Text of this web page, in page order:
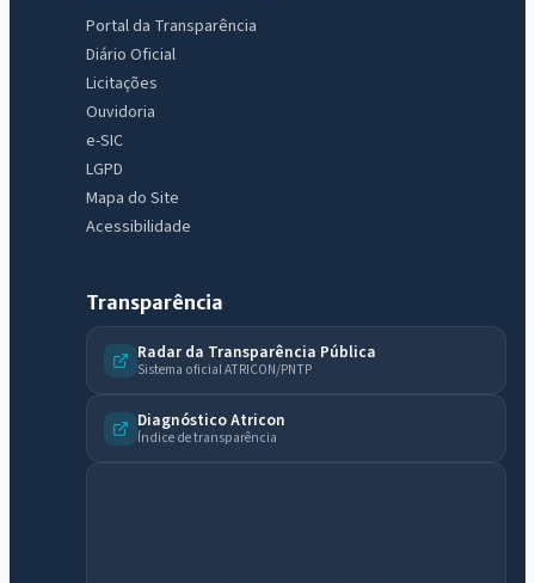
Portal da Transparência
Diário Oficial
Licitações
Ouvidoria
e-SIC
LGPD
Mapa do Site
Acessibilidade
Transparência
Radar da Transparência Pública
Sistema oficial ATRICON/PNTP
Diagnóstico Atricon
Índice de transparência